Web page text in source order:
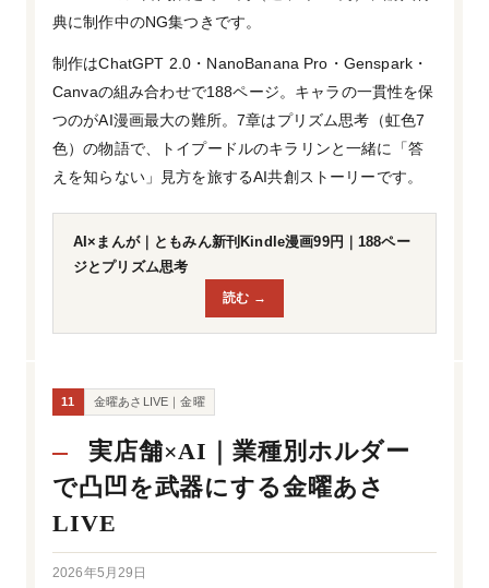
典に制作中のNG集つきです。
制作はChatGPT 2.0・NanoBanana Pro・Genspark・
Canvaの組み合わせで188ページ。キャラの一貫性を保
つのがAI漫画最大の難所。7章はプリズム思考（虹色7
色）の物語で、トイプードルのキラリンと一緒に「答
えを知らない」見方を旅するAI共創ストーリーです。
AI×まんが｜ともみん新刊Kindle漫画99円｜188ペー
ジとプリズム思考
読む →
11 金曜あさLIVE｜金曜
実店舗×AI｜業種別ホルダー
で凸凹を武器にする金曜あさ
LIVE
2026年5月29日